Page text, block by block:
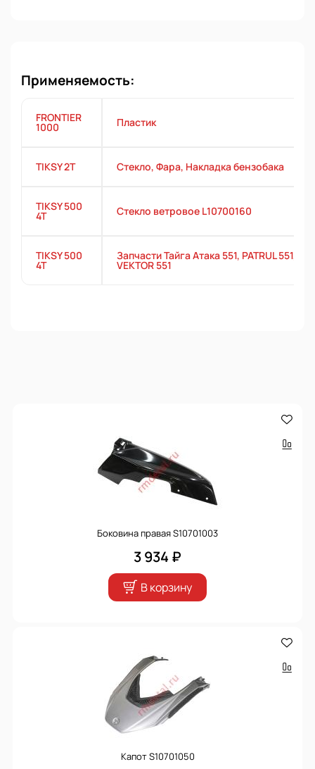
Применяемость:
FRONTIER
1000 Пластик
TIKSY 2T Стекло, Фара, Накладка бензобака
TIKSY 500
4T Стекло ветровое L10700160
TIKSY 500
4T
Запчасти Тайга Атака 551, PATRUL 551,
VEKTOR 551
Боковина правая S10701003
3 934 ₽
В корзину
Капот S10701050